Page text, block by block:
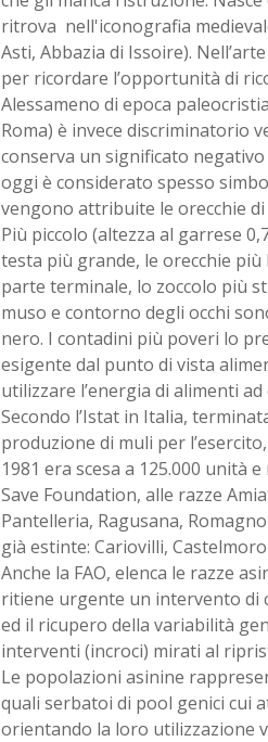
ritrova nell'iconografia
Asti, Abbazia di Issoire).
per ricordare l’opportunità di
Alessameno di epoca
Roma) è invece discriminatorio
conserva un significato
oggi è considerato spesso
vengono attribuite le orecchie
Più piccolo (altezza al garrese
testa più grande, le orecchie
parte terminale, lo zoccolo più
muso e contorno degli occhi
nero. I contadini più poveri lo
esigente dal punto di vista
utilizzare l’energia di alimenti
Secondo l’Istat in Italia,
produzione di muli per
1981 era scesa a 125.000 unità
Save Foundation, alle razze
Pantelleria, Ragusana,
già estinte: Cariovilli,
Anche la FAO, elenca le razze
ritiene urgente un intervento di
ed il ricupero della variabilità
interventi (incroci) mirati al
Le popolazioni asinine
quali serbatoi di pool genici cui
orientando la loro utilizzazione